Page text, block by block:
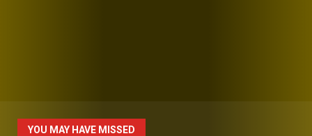
YOU MAY HAVE MISSED